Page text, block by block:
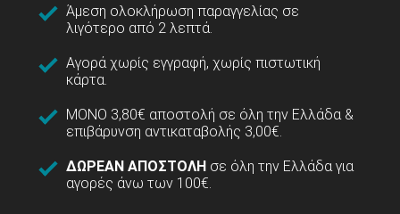
Άμεση ολοκλήρωση παραγγελίας σε
λιγότερο από 2 λεπτά.
Αγορά χωρίς εγγραφή, χωρίς πιστωτική
κάρτα.
ΜΟΝΟ 3,80€ αποστολή σε όλη την Ελλάδα &
επιβάρυνση αντικαταβολής 3,00€.
ΔΩΡΕΑΝ ΑΠΟΣΤΟΛΗ σε όλη την Ελλάδα για
αγορές άνω των 100€.